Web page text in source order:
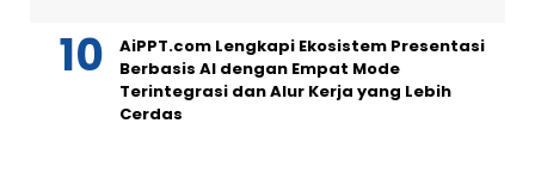
AiPPT.com Lengkapi Ekosistem Presentasi
Berbasis AI dengan Empat Mode
Terintegrasi dan Alur Kerja yang Lebih
Cerdas